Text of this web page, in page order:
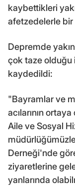
kaybettikleri
afetzedelerle
Depremde
çok taze olduğu
kaydedildi:
"Bayramlar ve
acılarının
Aile ve Sosyal
Derneği'nde
ziyaretlerine
yanlarında